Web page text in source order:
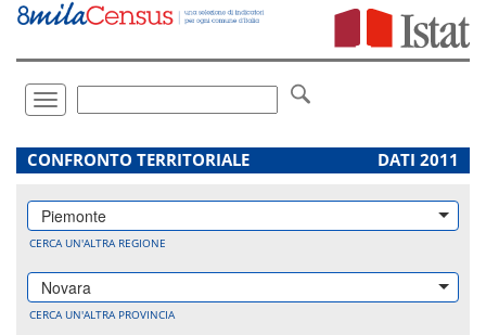
Vai
direttamente
Toggle
navigation
.
CONFRONTO TERRITORIALE DATI 2011
Piemonte
CERCA UN'ALTRA REGIONE
Novara
CERCA UN'ALTRA PROVINCIA